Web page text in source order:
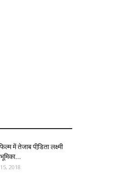
में तेजाब पीडि़ता लक्ष्मी
2018